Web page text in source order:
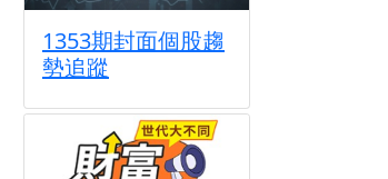
1353期封面個股趨
勢追蹤